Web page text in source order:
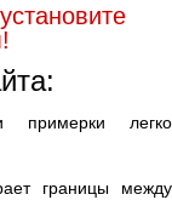
примерки легко
границы между